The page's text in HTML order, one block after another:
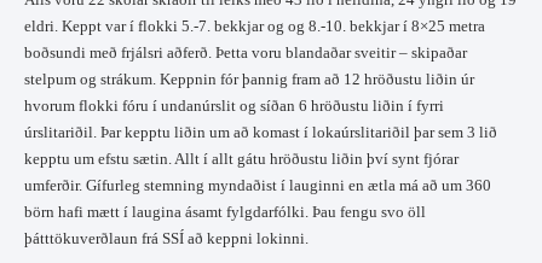
eldri. Keppt var í flokki 5.-7. bekkjar og og 8.-10. bekkjar í 8×25 metra
boðsundi með frjálsri aðferð. Þetta voru blandaðar sveitir – skipaðar
stelpum og strákum. Keppnin fór þannig fram að 12 hröðustu liðin úr
hvorum flokki fóru í undanúrslit og síðan 6 hröðustu liðin í fyrri
úrslitariðil. Þar kepptu liðin um að komast í lokaúrslitariðil þar sem 3 lið
kepptu um efstu sætin. Allt í allt gátu hröðustu liðin því synt fjórar
umferðir. Gífurleg stemning myndaðist í lauginni en ætla má að um 360
börn hafi mætt í laugina ásamt fylgdarfólki. Þau fengu svo öll
þátttökuverðlaun frá SSÍ að keppni lokinni.